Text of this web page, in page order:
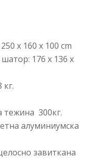
x 160 x 100 cm
176 x 136 x
тежина 300кг.
алуминиумска
завиткана